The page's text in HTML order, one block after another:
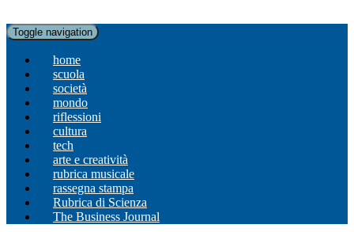
Toggle navigation
home
scuola
società
mondo
riflessioni
cultura
tech
arte e creatività
rubrica musicale
rassegna stampa
Rubrica di Scienza
The Business Journal